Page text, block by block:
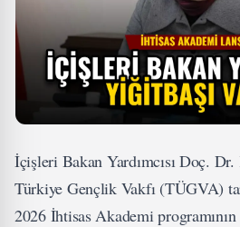
İçişleri Bakan Yardımcısı Doç.
Türkiye Gençlik Vakfı (TÜGVA)
2026 İhtisas Akademi programının